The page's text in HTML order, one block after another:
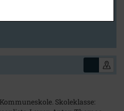
Skoleklasse: